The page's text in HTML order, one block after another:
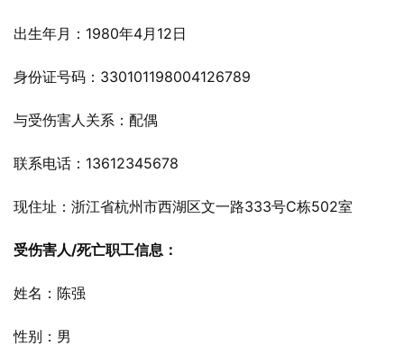
出生年月：1980年4月12日
身份证号码：330101198004126789
与受伤害人关系：配偶
联系电话：13612345678
现住址：浙江省杭州市西湖区文一路333号C栋502室
受伤害人/死亡职工信息：
姓名：陈强
性别：男